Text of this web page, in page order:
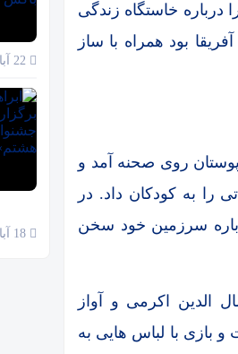
خاستگاه زندگی
بود همراه با ساز
روی صحنه آمد و
را به کودکان داد. در
سرزمین خود سخن
الدین اکرمی و آواز
و بازی با لباس هایی به